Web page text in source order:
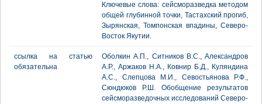
Ключевые слова: сейсморазведка методом
общей глубинной точки, Тастахский прогиб,
Зырянская, Томпонская впадины, Северо-
Восток Якутии.
ссылка на статью
обязательна
Оболкин А.П., Ситников В.С., Александров
А.Р., Аржаков Н.А., Ковнир Б.Д., Куляндина
А.С., Слепцова М.И., Севостьянова Р.Ф.,
Сюндюков Р.Ш. Обобщение результатов
сейсморазведочных исследований Северо-